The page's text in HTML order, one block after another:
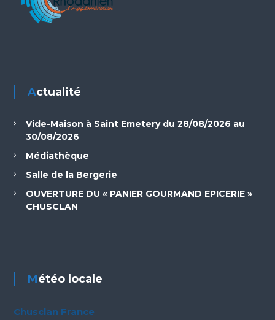
Actualité
Vide-Maison à Saint Emetery du 28/08/2026 au
30/08/2026
Médiathèque
Salle de la Bergerie
OUVERTURE DU « PANIER GOURMAND EPICERIE »
CHUSCLAN
Météo locale
Chusclan France